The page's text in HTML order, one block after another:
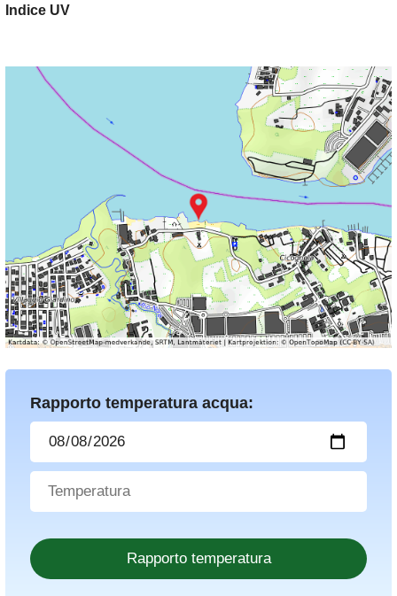
Indice UV
Rapporto temperatura acqua: